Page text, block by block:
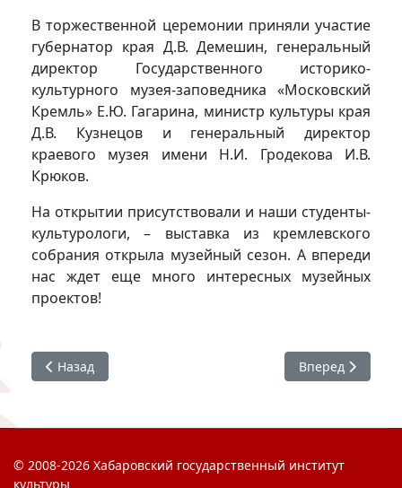
В торжественной церемонии приняли участие
губернатор края Д.В. Демешин, генеральный
директор Государственного историко-
культурного музея-заповедника «Московский
Кремль» Е.Ю. Гагарина, министр культуры края
Д.В. Кузнецов и генеральный директор
краевого музея имени Н.И. Гродекова И.В.
Крюков.
На открытии присутствовали и наши студенты-
культурологи, – выставка из кремлевского
собрания открыла музейный сезон. А впереди
нас ждет еще много интересных музейных
проектов!
Предыдущий: Круглый стол «Дальневосточный финал»
Назад Следующий:
Вперед
© 2008-2026 Хабаровский государственный институт
культуры